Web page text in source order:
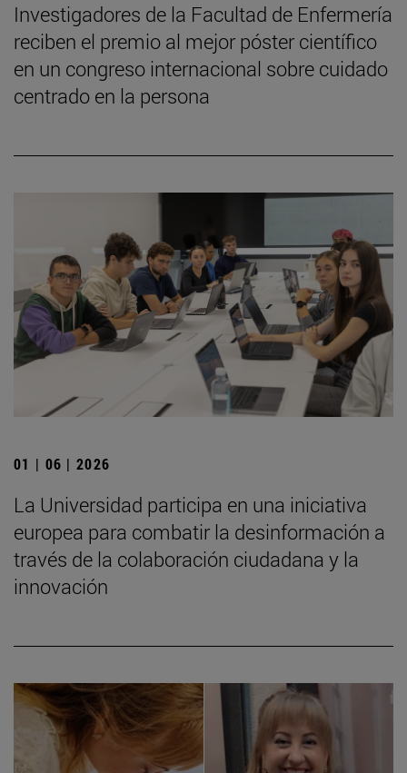
Investigadores de la Facultad de Enfermería
reciben el premio al mejor póster científico
en un congreso internacional sobre cuidado
centrado en la persona
01 | 06 | 2026
La Universidad participa en una iniciativa
europea para combatir la desinformación a
través de la colaboración ciudadana y la
innovación